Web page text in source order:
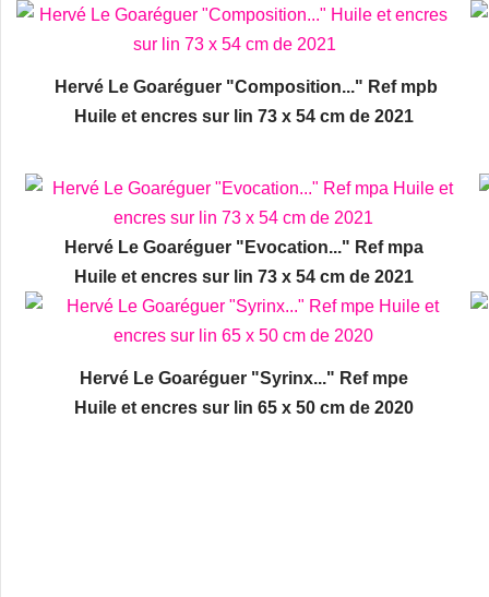
Hervé Le Goaréguer "Composition..." Ref mpb
Huile et encres sur lin 73 x 54 cm de 2021
Hervé Le Goaréguer "Evocation..." Ref mpa
Huile et encres sur lin 73 x 54 cm de 2021
Hervé Le Goaréguer "Syrinx..." Ref mpe
Huile et encres sur lin 65 x 50 cm de 2020